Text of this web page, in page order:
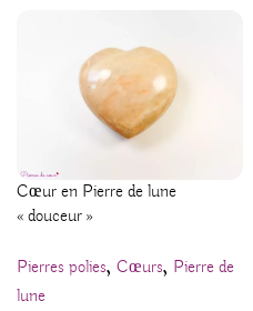
Cœur en Pierre de lune
« douceur »
Pierres polies, Cœurs, Pierre de
lune